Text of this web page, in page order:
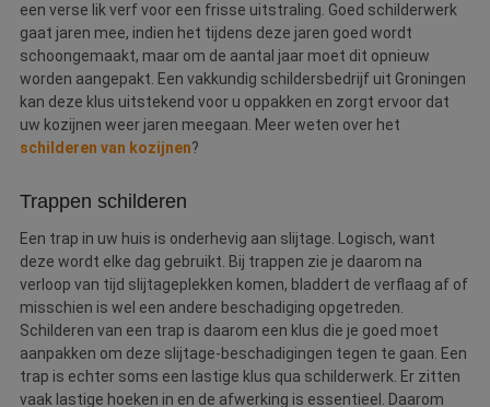
een verse lik verf voor een frisse uitstraling. Goed schilderwerk
gaat jaren mee, indien het tijdens deze jaren goed wordt
schoongemaakt, maar om de aantal jaar moet dit opnieuw
worden aangepakt. Een vakkundig schildersbedrijf uit Groningen
kan deze klus uitstekend voor u oppakken en zorgt ervoor dat
uw kozijnen weer jaren meegaan. Meer weten over het
schilderen van kozijnen?
Trappen schilderen
Een trap in uw huis is onderhevig aan slijtage. Logisch, want
deze wordt elke dag gebruikt. Bij trappen zie je daarom na
verloop van tijd slijtageplekken komen, bladdert de verflaag af of
misschien is wel een andere beschadiging opgetreden.
Schilderen van een trap is daarom een klus die je goed moet
aanpakken om deze slijtage-beschadigingen tegen te gaan. Een
trap is echter soms een lastige klus qua schilderwerk. Er zitten
vaak lastige hoeken in en de afwerking is essentieel. Daarom